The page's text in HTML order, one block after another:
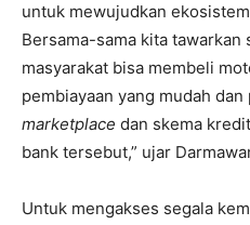
untuk mewujudkan
Bersama-sama kita tawarkan
masyarakat bisa membeli
pembiayaan yang mudah
marketplace dan skema
bank tersebut,” ujar
Untuk mengakses segala